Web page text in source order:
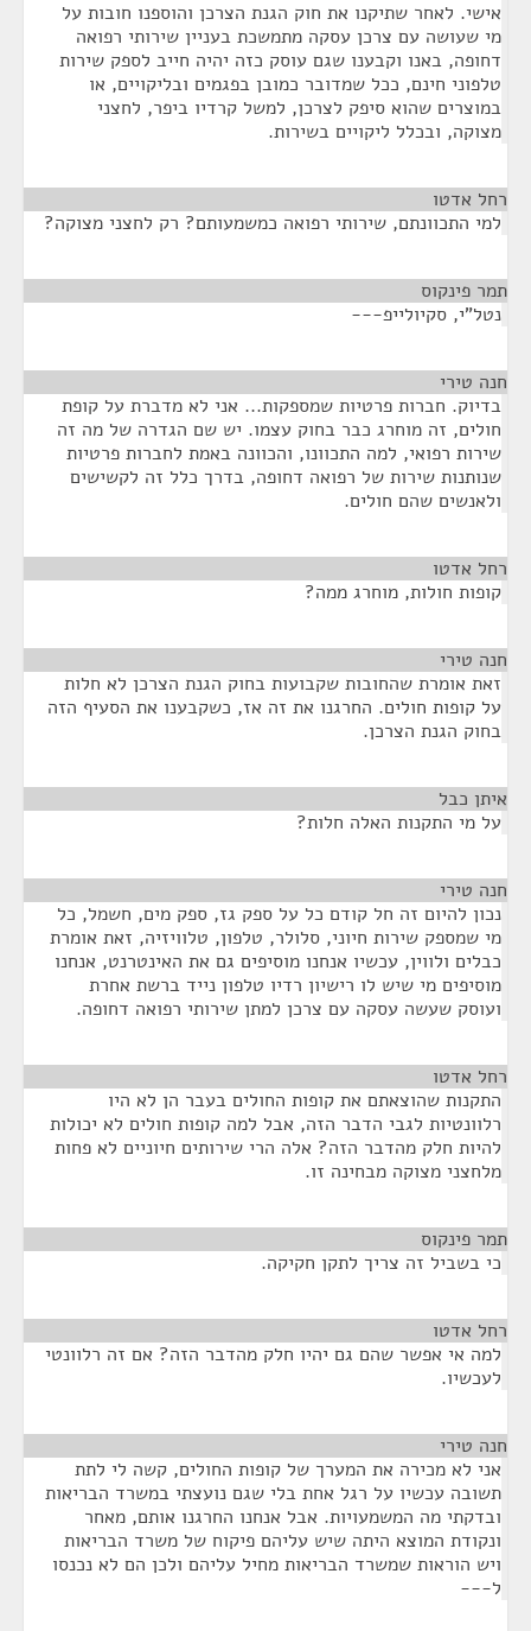
אישי. לאחר שתיקנו את חוק הגנת הצרכן והוספנו חובות על
מי שעושה עם צרכן עסקה מתמשכת בעניין שירותי רפואה
דחופה, באנו וקבענו שגם עוסק כזה יהיה חייב לספק שירות
טלפוני חינם, ככל שמדובר כמובן בפגמים ובליקויים, או
במוצרים שהוא סיפק לצרכן, למשל קרדיו ביפר, לחצני
מצוקה, ובכלל ליקויים בשירות.
רחל אדטו
למי התכוונתם, שירותי רפואה כמשמעותם? רק לחצני מצוקה?
תמר פינקוס
נטל"י, סקיולייפ---
חנה טירי
בדיוק. חברות פרטיות שמספקות... אני לא מדברת על קופת
חולים, זה מוחרג כבר בחוק עצמו. יש שם הגדרה של מה זה
שירות רפואי, למה התכוונו, והכוונה באמת לחברות פרטיות
שנותנות שירות של רפואה דחופה, בדרך כלל זה לקשישים
ולאנשים שהם חולים.
רחל אדטו
קופות חולות, מוחרג ממה?
חנה טירי
זאת אומרת שהחובות שקבועות בחוק הגנת הצרכן לא חלות
על קופות חולים. החרגנו את זה אז, כשקבענו את הסעיף הזה
בחוק הגנת הצרכן.
איתן כבל
על מי התקנות האלה חלות?
חנה טירי
נכון להיום זה חל קודם כל על ספק גז, ספק מים, חשמל, כל
מי שמספק שירות חיוני, סלולר, טלפון, טלוויזיה, זאת אומרת
כבלים ולווין, עכשיו אנחנו מוסיפים גם את האינטרנט, אנחנו
מוסיפים מי שיש לו רישיון רדיו טלפון נייד ברשת אחרת
ועוסק שעשה עסקה עם צרכן למתן שירותי רפואה דחופה.
רחל אדטו
התקנות שהוצאתם את קופות החולים בעבר הן לא היו
רלוונטיות לגבי הדבר הזה, אבל למה קופות חולים לא יכולות
להיות חלק מהדבר הזה? אלה הרי שירותים חיוניים לא פחות
מלחצני מצוקה מבחינה זו.
תמר פינקוס
כי בשביל זה צריך לתקן חקיקה.
רחל אדטו
למה אי אפשר שהם גם יהיו חלק מהדבר הזה? אם זה רלוונטי
לעכשיו.
חנה טירי
אני לא מכירה את המערך של קופות החולים, קשה לי לתת
תשובה עכשיו על רגל אחת בלי שגם נועצתי במשרד הבריאות
ובדקתי מה המשמעויות. אבל אנחנו החרגנו אותם, מאחר
ונקודת המוצא היתה שיש עליהם פיקוח של משרד הבריאות
ויש הוראות שמשרד הבריאות מחיל עליהם ולכן הם לא נכנסו
ל---